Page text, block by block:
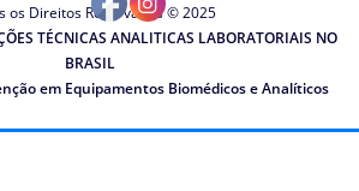
os Direitos Reservados © 2025
TÉCNICAS ANALITICAS LABORATORIAIS NO
BRASIL
em Equipamentos Biomédicos e Analíticos